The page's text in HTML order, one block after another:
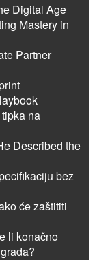
Digital Age
Mastery in
Partner
na
Described the
bez
će zaštititi
li konačno